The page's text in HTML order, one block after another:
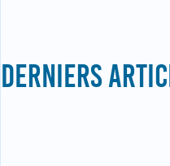
DERNIERS